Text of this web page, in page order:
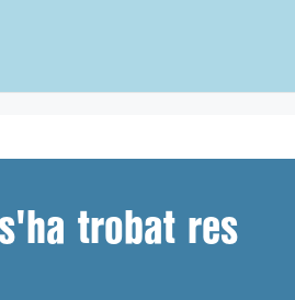
trobat res